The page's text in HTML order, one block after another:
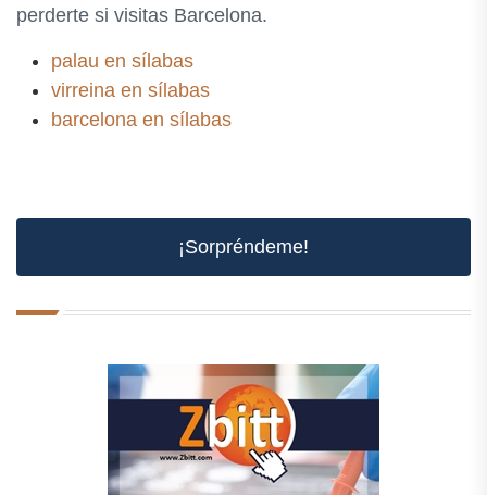
perderte si visitas Barcelona.
palau en sílabas
virreina en sílabas
barcelona en sílabas
¡Sorpréndeme!